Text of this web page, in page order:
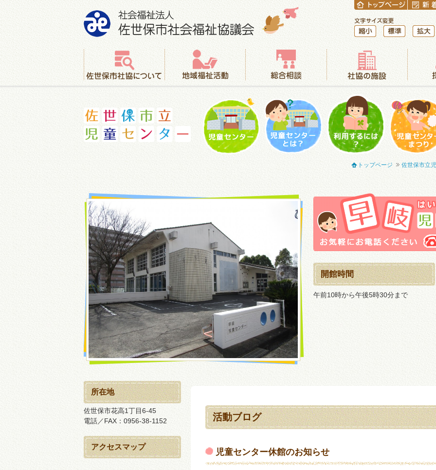
社会福祉法人 佐世保市社会福祉協議会
縮小 標準
佐世保市社協について 地域福祉活動 総合相談 社協の施設 採用情報
トップページ
佐世保市立
開館時間
午前10時から午後5時30分まで
活動ブログ
児童センター休館のお知らせ
所在地
佐世保市花高1丁目6-45
電話／FAX：0956-38-1152
アクセスマップ